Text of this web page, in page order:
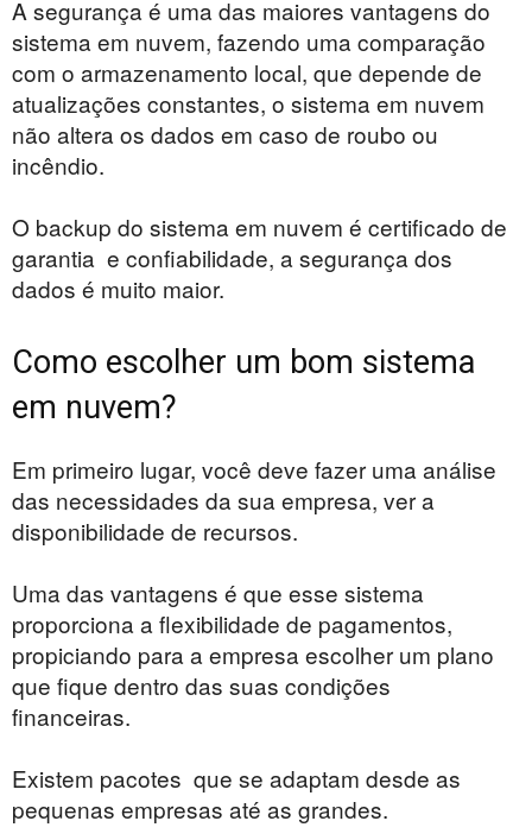
A segurança é uma das maiores vantagens do
sistema em nuvem, fazendo uma comparação
com o armazenamento local, que depende de
atualizações constantes, o sistema em nuvem
não altera os dados em caso de roubo ou
incêndio.
O backup do sistema em nuvem é certificado de
garantia e confiabilidade, a segurança dos
dados é muito maior.
Como escolher um bom sistema
em nuvem?
Em primeiro lugar, você deve fazer uma análise
das necessidades da sua empresa, ver a
disponibilidade de recursos.
Uma das vantagens é que esse sistema
proporciona a flexibilidade de pagamentos,
propiciando para a empresa escolher um plano
que fique dentro das suas condições
financeiras.
Existem pacotes que se adaptam desde as
pequenas empresas até as grandes.